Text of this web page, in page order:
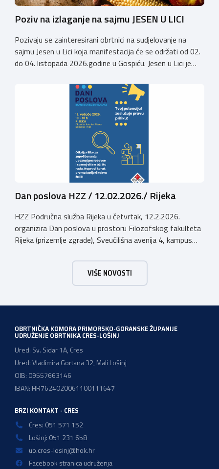
Poziv na izlaganje na sajmu JESEN U LICI
Pozivaju se zainteresirani obrtnici na sudjelovanje na
sajmu Jesen u Lici koja manifestacija će se održati od 02.
do 04. listopada 2026.godine u Gospiću. Jesen u Lici je
u Gospiću i prerasla je u najznačajnjiju gospodarsku,
kulturnu i etno manifestaciju na području Ličko-senjske
županije. Organizator izložbe […]
Dan poslova HZZ / 12.02.2026./ Rijeka
HZZ Područna služba Rijeka u četvrtak, 12.2.2026.
organizira Dan poslova u prostoru Filozofskog fakulteta
Rijeka (prizemlje zgrade), Sveučilišna avenija 4, kampus
sajamsko-edukativno događanje koje za cilj ima: Što Dan
poslova nudi: U okviru Dana poslova, HZZ, Područna
služba Rijeka održati će prezentaciju o mjerama […]
VIŠE NOVOSTI
OBRTNIČKA KOMORA PRIMORSKO-GORANSKE ŽUPANIJE
UDRUŽENJE OBRTNIKA CRES-LOŠINJ
Ured: Sv. Sidar 1A, Cres
Ured: Vladimira Gortana 32, Mali Lošinj
OIB: 09557663146
IBAN: HR7624020061100111647
BRZI KONTAKT - CRES
Cres: 051 571 152
Lošinj: 051 231 658
uo.cres-losinj@hok.hr
Facebook stranica udruženja